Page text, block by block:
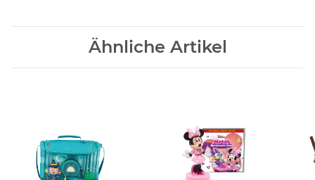
Ähnliche Artikel